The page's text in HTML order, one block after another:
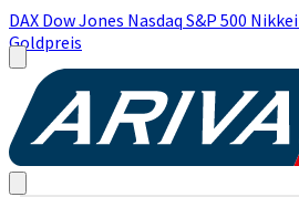
DAX Dow Jones Nasdaq S&P 500 Nikkei
Goldpreis